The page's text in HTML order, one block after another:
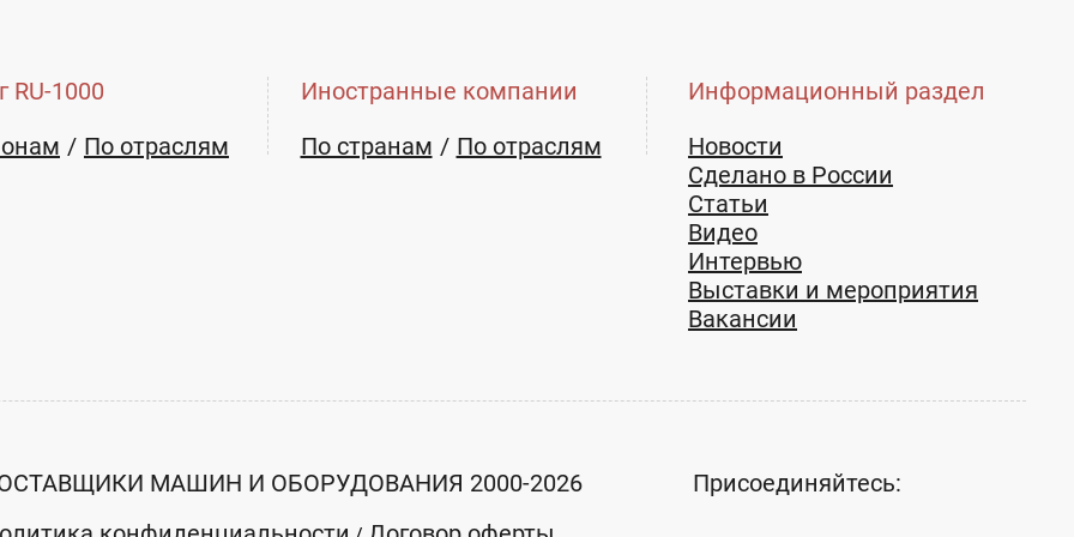
E-mail:
систем...
Компрессорный агрегат для
холодильных систем
ООО "МастерХолод"
RU-1000
По отраслям
Иностранные компании
По странам
По отраслям
Информационный раздел
Новости
Сделано в России
Статьи
Видео
Интервью
Выставки и мероприятия
Вакансии
МАШИН И ОБОРУДОВАНИЯ 2000-2026
Присоединяйтесь: